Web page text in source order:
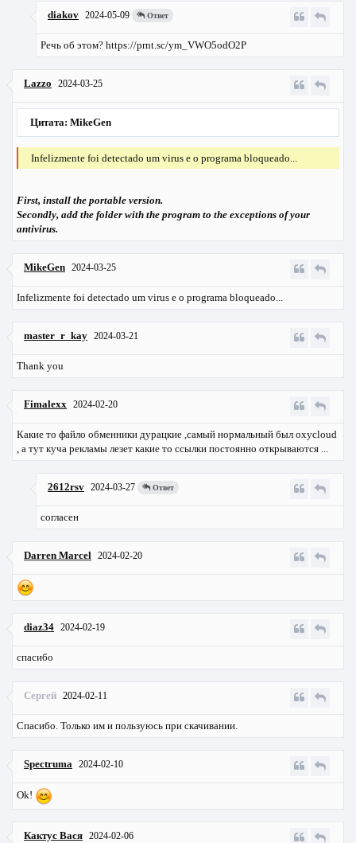
diakov 2024-05-09 Ответ
Речь об этом? https://prnt.sc/ym_VWO5odO2P
Lazzo 2024-03-25
Цитата: MikeGen
Infelizmente foi detectado um virus e o programa bloqueado...
First, install the portable version.
Secondly, add the folder with the program to the exceptions of your
antivirus.
MikeGen 2024-03-25
Infelizmente foi detectado um virus e o programa bloqueado...
master_r_kay 2024-03-21
Thank you
Fimalexx 2024-02-20
Какие то файло обменники дурацкие ,самый нормальный был oxycloud
, а тут куча рекламы лезет какие то ссылки постоянно открываются ...
2612rsv 2024-03-27 Ответ
согласен
Darren Marcel 2024-02-20
diaz34 2024-02-19
спасибо
Сергей 2024-02-11
Спасибо. Только им и пользуюсь при скачивании.
Spectruma 2024-02-10
Ok!
Кактус Вася 2024-02-06